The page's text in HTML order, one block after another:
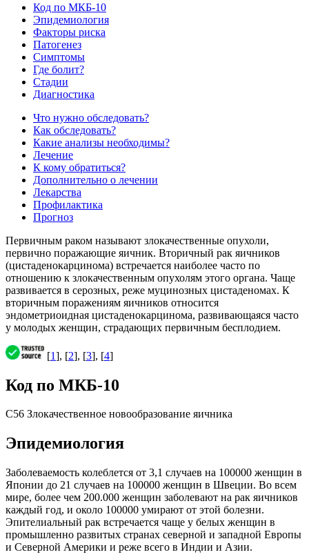
Код по МКБ-10
Эпидемиология
Факторы риска
Патогенез
Симптомы
Где болит?
Стадии
Диагностика
Что нужно обследовать?
Как обследовать?
Какие анализы необходимы?
Лечение
К кому обратиться?
Дополнительно о лечении
Лекарства
Профилактика
Прогноз
Первичным раком называют злокачественные опухоли,
первично поражающие яичник. Вторичный рак яичников
(цистаденокарцинома) встречается наиболее часто по
отношению к злокачественным опухолям этого органа. Чаще
развивается в серозных, реже муцинозных цистаденомах. К
вторичным поражениям яичников относится
эндометриоидная цистаденокарцинома, развивающаяся часто
у молодых женщин, страдающих первичным бесплодием.
[1], [2], [3], [4]
Код по МКБ-10
C56 Злокачественное новообразование яичника
Эпидемиология
Заболеваемость колеблется от 3,1 случаев на 100000 женщин в
Японии до 21 случаев на 100000 женщин в Швеции. Во всем
мире, более чем 200.000 женщин заболевают на рак яичников
каждый год, и около 100000 умирают от этой болезни.
Эпителиальный рак встречается чаще у белых женщин в
промышленно развитых странах северной и западной Европы
и Северной Америки и реже всего в Индии и Азии.